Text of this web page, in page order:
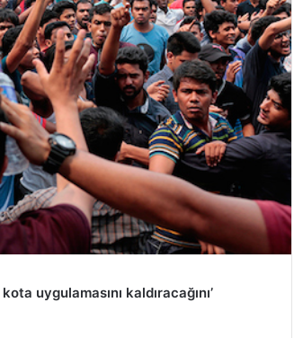
uygulamasını kaldıracağını’